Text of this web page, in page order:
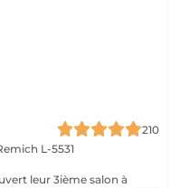
210
L-5531
leur 3ième salon à